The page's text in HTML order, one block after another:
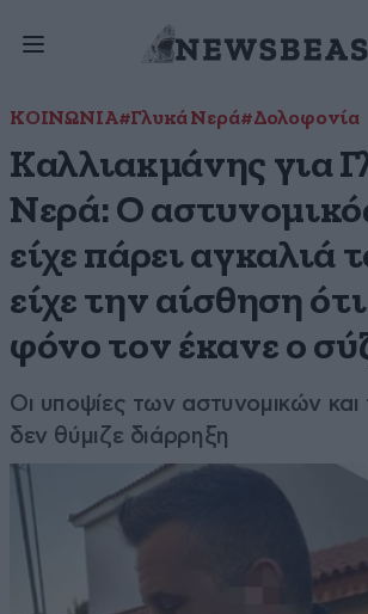
ΚΟΙΝΩΝΙΑ#Γλυκά Νερά#Δολοφονία
Καλλιακμάνης για
Νερά: Ο
είχε πάρει αγκαλιά
είχε την αίσθηση
φόνο τον έκανε ο
Οι υποψίες των αστυνομικών και
δεν θύμιζε διάρρηξη